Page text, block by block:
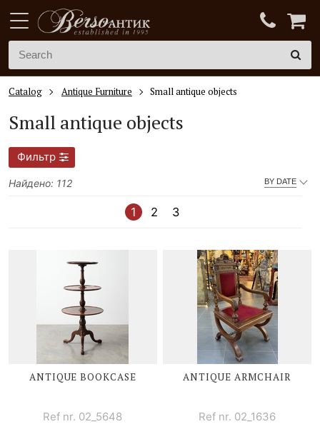
Catalog Antique Furniture Small antique objects
Small antique objects
Фильтр
BY DATE
Найдено: 112
1 2 3
ANTIQUE BOOKCASE
Ref nr. 02_5648
ANTIQUE ARMCHAIR
Ref nr. 02_1636